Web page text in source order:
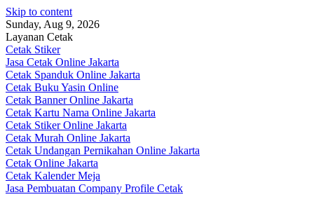
Skip to content
Sunday, Aug 9, 2026
Layanan Cetak
Cetak Stiker
Jasa Cetak Online Jakarta
Cetak Spanduk Online Jakarta
Cetak Buku Yasin Online
Cetak Banner Online Jakarta
Cetak Kartu Nama Online Jakarta
Cetak Stiker Online Jakarta
Cetak Murah Online Jakarta
Cetak Undangan Pernikahan Online Jakarta
Cetak Online Jakarta
Cetak Kalender Meja
Jasa Pembuatan Company Profile Cetak